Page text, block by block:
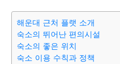
해운대 근처 플랫 소개
숙소의 뛰어난 편의시설
숙소의 좋은 위치
숙소 이용 수칙과 정책